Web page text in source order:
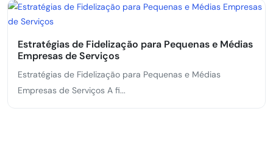
Estratégias de Fidelização para Pequenas e Médias
Empresas de Serviços
Estratégias de Fidelização para Pequenas e Médias
Empresas de Serviços A fi...